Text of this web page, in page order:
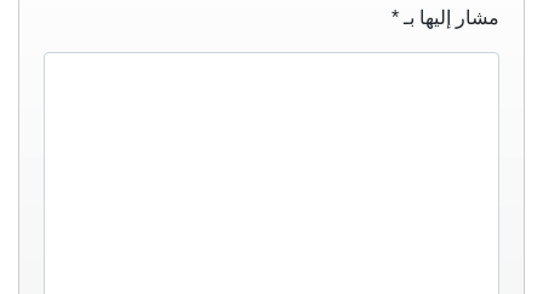
مشار إليها بـ *